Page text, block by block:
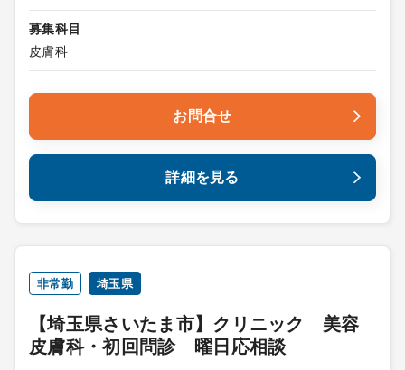
募集科目
皮膚科
お問合せ
詳細を見る
非常勤 埼玉県
【埼玉県さいたま市】クリニック 美容
皮膚科・初回問診 曜日応相談